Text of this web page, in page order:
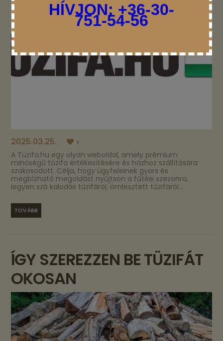
2025.03.25. 1
A Tüzifa.hu egy olyan weboldal, amely prémium
minőségű tűzifa értékesítésére és házhoz szállítására
szakosodott. Célja, hogy ügyfeleinek gyors és
megbízható megoldást nyújtson a fűtési szezonra,
legyen szó kalodás tűzifáról, ömlesztett tűzifáról...
TOVÁBB
ÍGY SZEREZZEN BE TÜZIFÁT
OKOSAN
HÍVJON: +36-30-
751-54-56